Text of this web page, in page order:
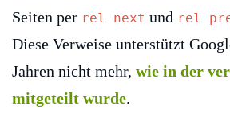
Seiten per rel next und rel
Diese Verweise unterstützt
Jahren nicht mehr, wie in der
mitgeteilt wurde.